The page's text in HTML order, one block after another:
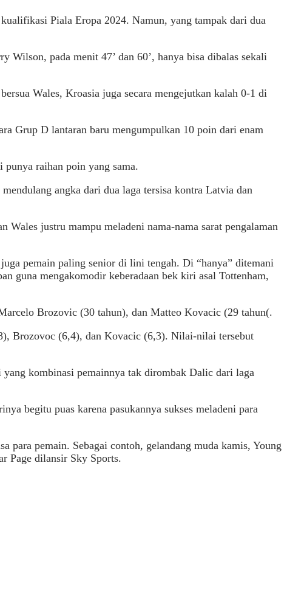
Piala Eropa 2024. Namun, yang tampak dari dua
pada menit 47’ dan 60’, hanya bisa dibalas sekali
Wales, Kroasia juga secara mengejutkan kalah 0-1 di
Grup D lantaran baru mengumpulkan 10 poin dari enam
punya raihan poin yang sama.
angka dari dua laga tersisa kontra Latvia dan
Wales justru mampu meladeni nama-nama sarat pengalaman
pemain paling senior di lini tengah. Di “hanya” ditemani
guna mengakomodir keberadaan bek kiri asal Tottenham,
Brozovic (30 tahun), dan Matteo Kovacic (29 tahun(.
Brozovoc (6,4), dan Kovacic (6,3). Nilai-nilai tersebut
kombinasi pemainnya tak dirombak Dalic dari laga
begitu puas karena pasukannya sukses meladeni para
para pemain. Sebagai contoh, gelandang muda kamis, Young
Page dilansir Sky Sports.